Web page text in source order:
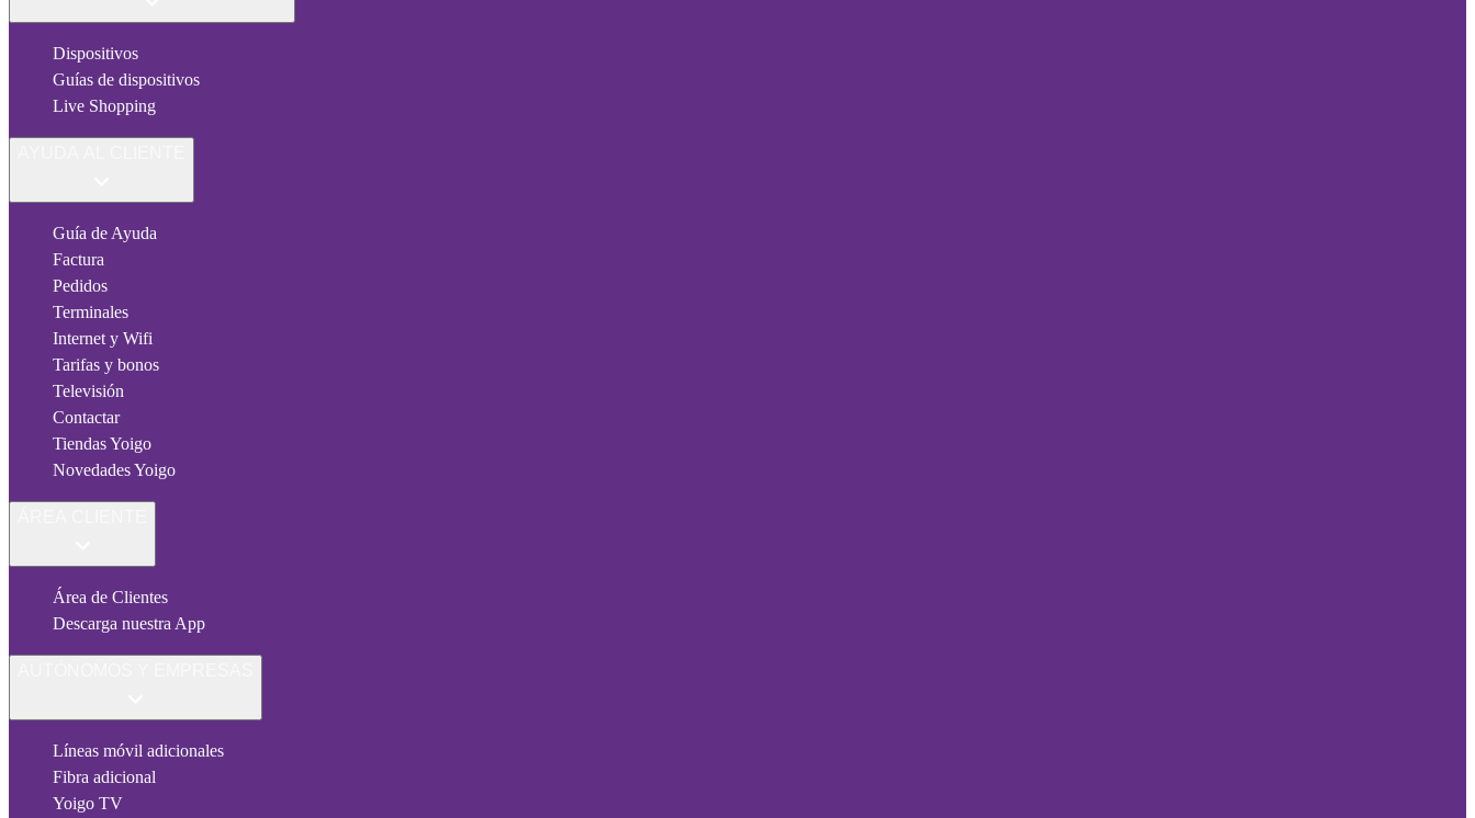
Dispositivos
Guías de dispositivos
Live Shopping
Guía de Ayuda
Factura
Pedidos
Terminales
Internet y Wifi
Tarifas y bonos
Televisión
Contactar
Tiendas Yoigo
Novedades Yoigo
Área de Clientes
Descarga nuestra App
Líneas móvil adicionales
Fibra adicional
Yoigo TV